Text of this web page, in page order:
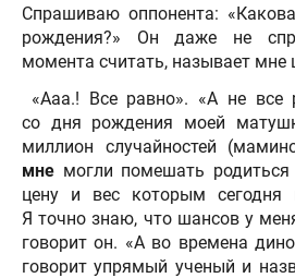
Спрашиваю оппонента:
рождения?» Он даже не
момента считать, называет мне
«Ааа.! Все равно». «А не все
со дня рождения моей
миллион случайностей
мне могли помешать родиться
цену и вес которым сегодня
Я точно знаю, что шансов у
говорит он. «А во времена
говорит упрямый ученый и